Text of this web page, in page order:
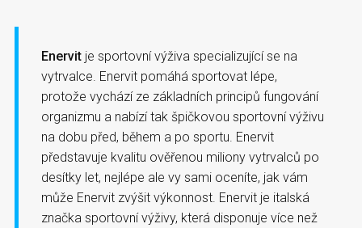
Enervit je sportovní výživa specializující se na
vytrvalce. Enervit pomáhá sportovat lépe,
protože vychází ze základních principů fungování
organizmu a nabízí tak špičkovou sportovní výživu
na dobu před, během a po sportu. Enervit
představuje kvalitu ověřenou miliony vytrvalců po
desítky let, nejlépe ale vy sami oceníte, jak vám
může Enervit zvýšit výkonnost. Enervit je italská
značka sportovní výživy, která disponuje více než